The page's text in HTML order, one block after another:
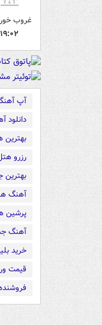
غروب
۱۹:۰۲
آپ
دانلود
بهترین
رزرو
بهترین
آهنگ
پرشین
آهنگ
خرید
قیمت